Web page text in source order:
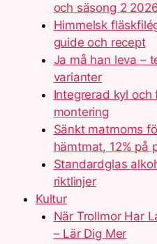
och säsong 2
Himmelsk
guide och recept
Ja må han leva –
varianter
Integrerad kyl och
montering
Sänkt matmoms
hämtmat, 12% på
Standardglas
riktlinjer
Kultur
När Trollmor Har
– Lär Dig Mer